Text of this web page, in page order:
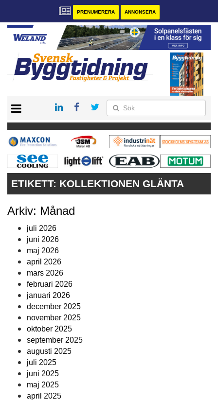
PRENUMERERA ANNONSERA
PRENUMERERA
VÅRA ANDRA MAGASIN
ANNONSERA
KONTAKT
ETIKETT: KOLLEKTIONEN GLÄNTA
Arkiv: Månad
juli 2026
juni 2026
maj 2026
april 2026
mars 2026
februari 2026
januari 2026
december 2025
november 2025
oktober 2025
september 2025
augusti 2025
juli 2025
juni 2025
maj 2025
april 2025